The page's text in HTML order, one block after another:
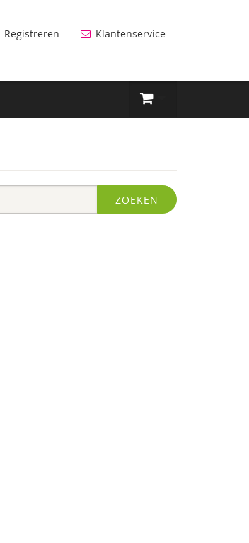
Registreren Klantenservice
ZOEKEN